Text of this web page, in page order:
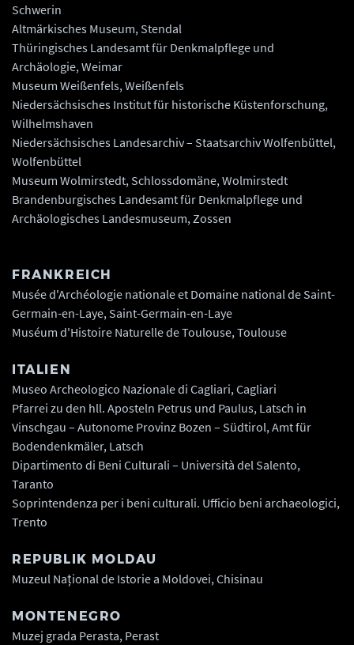
Schwerin
Altmärkisches Museum, Stendal
Thüringisches Landesamt für Denkmalpflege und
Archäologie, Weimar
Museum Weißenfels, Weißenfels
Niedersächsisches Institut für historische Küstenforschung,
Wilhelmshaven
Niedersächsisches Landesarchiv – Staatsarchiv Wolfenbüttel,
Wolfenbüttel
Museum Wolmirstedt, Schlossdomäne, Wolmirstedt
Brandenburgisches Landesamt für Denkmalpflege und
Archäologisches Landesmuseum, Zossen
FRANKREICH
Musée d'Archéologie nationale et Domaine national de Saint-
Germain-en-Laye, Saint-Germain-en-Laye
Muséum d'Histoire Naturelle de Toulouse, Toulouse
ITALIEN
Museo Archeologico Nazionale di Cagliari, Cagliari
Pfarrei zu den hll. Aposteln Petrus und Paulus, Latsch in
Vinschgau – Autonome Provinz Bozen – Südtirol, Amt für
Bodendenkmäler, Latsch
Dipartimento di Beni Culturali – Università del Salento,
Taranto
Soprintendenza per i beni culturali. Ufficio beni archaeologici,
Trento
REPUBLIK MOLDAU
Muzeul Național de Istorie a Moldovei, Chisinau
MONTENEGRO
Muzej grada Perasta, Perast